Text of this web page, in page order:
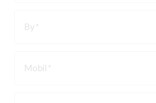
By
Mobil